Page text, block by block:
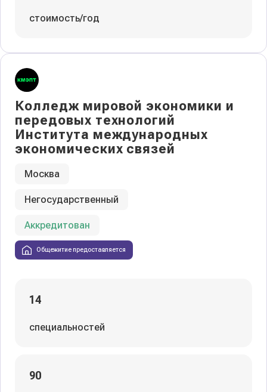
стоимость/год
Колледж мировой экономики и
передовых технологий
Института международных
экономических связей
Москва
Негосударственный
Аккредитован
Общежитие предоставляется
14
специальностей
90